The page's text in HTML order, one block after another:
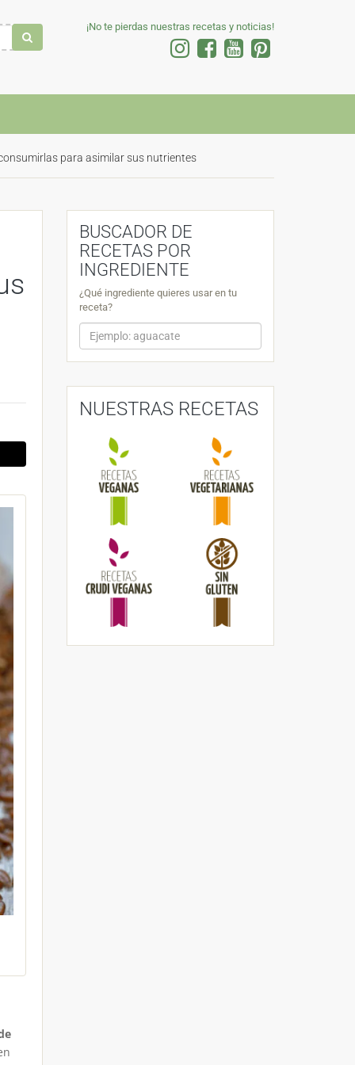
¡No te pierdas nuestras recetas y noticias!
para asimilar sus nutrientes
BUSCADOR DE
RECETAS POR
INGREDIENTE
¿Qué ingrediente quieres usar en tu
receta?
NUESTRAS RECETAS